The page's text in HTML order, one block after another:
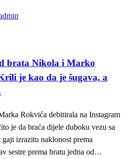
brata Nikola i Marko
je kao da je šugava, a
Rokvića debitirala na Instagram
je da braća dijele duboku vezu sa
izrazitu naklonost prema
sestre prema bratu jedna od…